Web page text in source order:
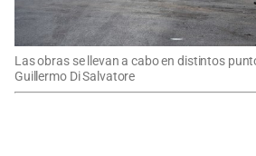
Las obras se llevan a cabo en distintos
Guillermo Di Salvatore